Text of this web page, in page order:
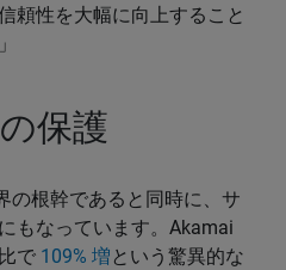
頼性を大幅に向上すること
保護
の根幹であると同時に、サ
もなっています。Akamai
で 109% 増 という驚異的な